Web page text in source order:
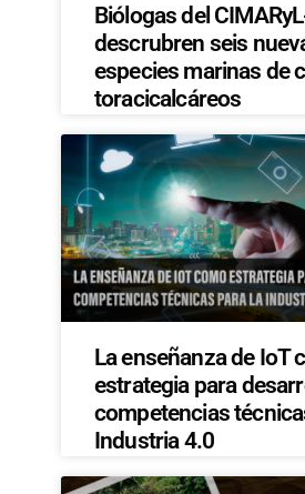
Biólogas del
descrubren seis
especies marinas de
toracicalcáreos
La enseñanza de IoT
estrategia para
competencias
Industria 4.0